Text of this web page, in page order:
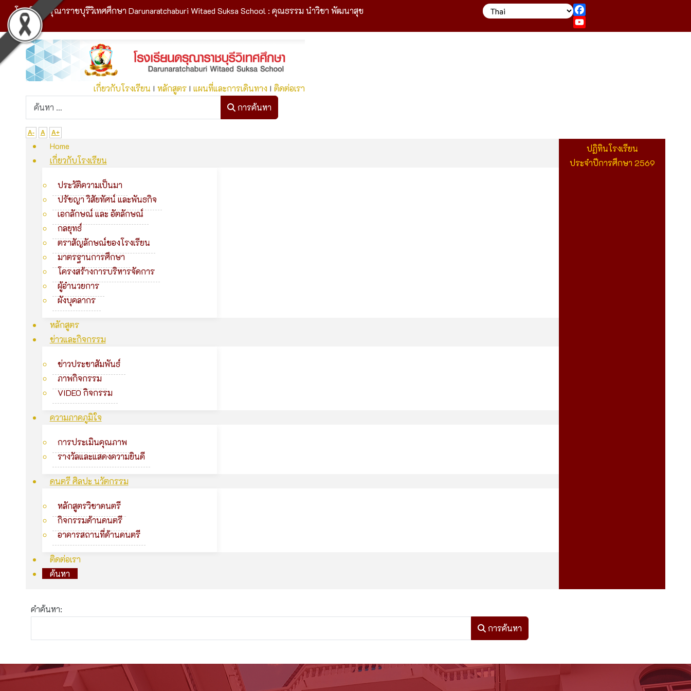
โรงเรียนดรุณาราชบุรีวิเทศศึกษา Darunaratchaburi Witaed Suksa School : คุณธรรม นำวิชา พัฒนาสุข
YouTube
เกี่ยวกับโรงเรียน Iหลักสูตร Iแผนที่และการเดินทาง Iติดต่อเรา
การค้นหา
A- A A+
Home
เกี่ยวกับโรงเรียน
ประวัติความเป็นมา
ปรัชญา วิสัยทัศน์ และพันธกิจ
เอกลักษณ์ และ อัตลักษณ์
กลยุทธ์
ตราสัญลักษณ์ของโรงเรียน
มาตรฐานการศึกษา
โครงสร้างการบริหารจัดการ
ผู้อำนวยการ
ผังบุคลากร
หลักสูตร
ข่าวและกิจกรรม
ข่าวประชาสัมพันธ์
ภาพกิจกรรม
VIDEO กิจกรรม
ความภาคภูมิใจ
การประเมินคุณภาพ
รางวัลและแสดงความยินดี
ดนตรี ศิลปะ นวัตกรรม
หลักสูตรวิชาดนตรี
กิจกรรมด้านดนตรี
อาคารสถานที่ด้านดนตรี
ติดต่อเรา
ค้นหา
ปฏิทินโรงเรียน
ประจำปีการศึกษา 2569
ฟอร์มการค้นหา
คำค้นหา:
การค้นหา